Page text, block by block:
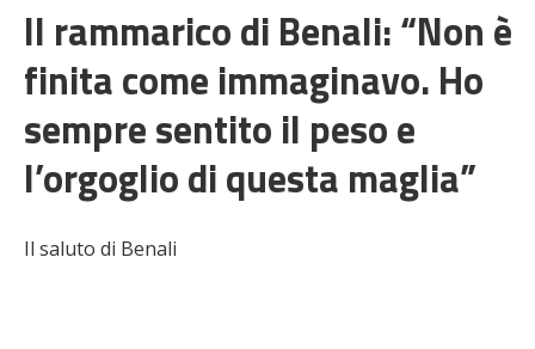
Il rammarico di Benali: “Non è
finita come immaginavo. Ho
sempre sentito il peso e
l’orgoglio di questa maglia”
Il saluto di Benali